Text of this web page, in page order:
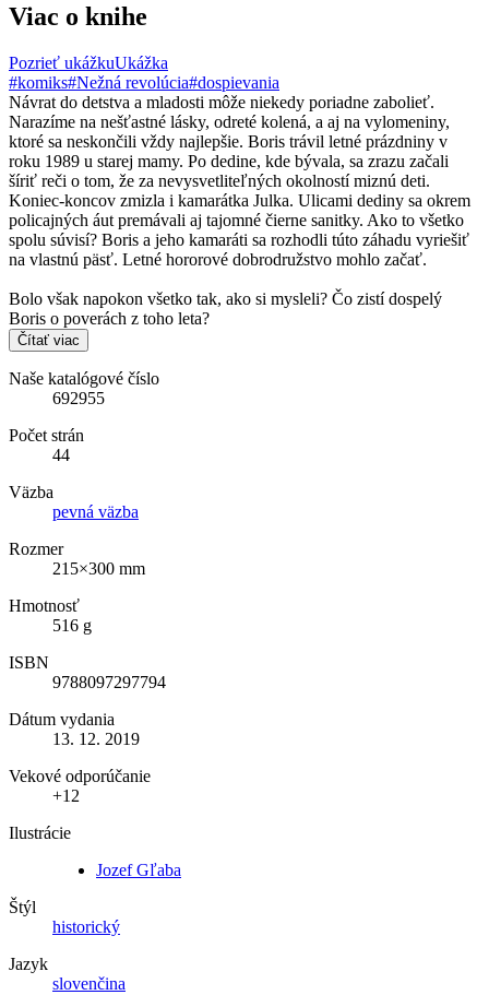
Viac o knihe
Pozrieť ukážkuUkážka
#komiks#Nežná revolúcia#dospievania
Návrat do detstva a mladosti môže niekedy poriadne zabolieť.
Narazíme na nešťastné lásky, odreté kolená, a aj na vylomeniny,
ktoré sa neskončili vždy najlepšie. Boris trávil letné prázdniny v
roku 1989 u starej mamy. Po dedine, kde bývala, sa zrazu začali
šíriť reči o tom, že za nevysvetliteľných okolností miznú deti.
Koniec-koncov zmizla i kamarátka Julka. Ulicami dediny sa okrem
policajných áut premávali aj tajomné čierne sanitky. Ako to všetko
spolu súvisí? Boris a jeho kamaráti sa rozhodli túto záhadu vyriešiť
na vlastnú päsť. Letné hororové dobrodružstvo mohlo začať.
Bolo však napokon všetko tak, ako si mysleli? Čo zistí dospelý
Boris o poverách z toho leta?
Čítať viac
Naše katalógové číslo
692955
Počet strán
44
Väzba
pevná väzba
Rozmer
215×300 mm
Hmotnosť
516 g
ISBN
9788097297794
Dátum vydania
13. 12. 2019
Vekové odporúčanie
+12
Ilustrácie
Jozef Gľaba
Štýl
historický
Jazyk
slovenčina